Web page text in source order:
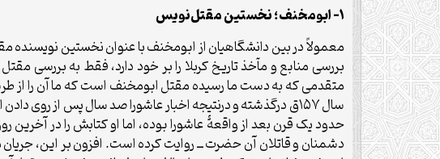
۱- ابومخنف؛ نخستین مقتل‌نویس
معمولاً در بین دانشگاهیان از ابومخنف با عنوان نخستین
بررسی منابع و مآخذ تاریخ کربلا را بر خود دارد، فقط به
متقدمی که به دست ما رسیده مقتل ابومخنف است که ما آن را از
سال ۱۵۷ق درگذشته و درنتیجه اخبار عاشورا صد سال پس از
حدود یک قرن بعد از واقعۀ عاشورا بوده، اما او کتابش را در
دشمنان و قاتلان آن حضرت ــ روایت کرده است. افزون بر این،